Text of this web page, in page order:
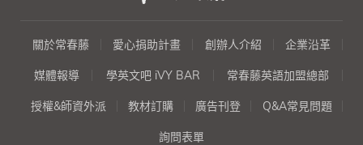
算』、『銷售信函』、『行
銷』、『要求澄清』、『技
關於常春藤 愛心捐助計畫 創辦人介紹 企業沿革
媒體報導 學英文吧 iVY BAR 常春藤英語加盟總部
授權&師資外派 教材訂購 廣告刊登 Q&A常見問題
詢問表單